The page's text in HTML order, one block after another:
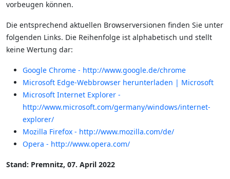
vorbeugen können.
Die entsprechend aktuellen Browserversionen finden Sie unter
folgenden Links. Die Reihenfolge ist alphabetisch und stellt
keine Wertung dar:
Google Chrome - http://www.google.de/chrome
Microsoft Edge-Webbrowser herunterladen | Microsoft
Microsoft Internet Explorer -
http://www.microsoft.com/germany/windows/internet-
explorer/
Mozilla Firefox - http://www.mozilla.com/de/
Opera - http://www.opera.com/
Stand: Premnitz, 07. April 2022